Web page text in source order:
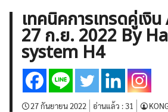
ค้นหา
สำหรับ:
ข่าวฟอเร็กซ์และสกุลเงิน คริปโตเคอร์เร
บทวิเคราะห์
เศรษฐกิจทั่วไป ดัชนี-หุ้น
สินค้าโภคภัณฑ์
โบรกเกอร์ FX
กองทุน Forex
ฟรี EA
เทคนิคการเทรดคู่เงิ
27 ก.ย. 2022 By
system H4
27 กันยายน 2022 อ่านแล้ว :31